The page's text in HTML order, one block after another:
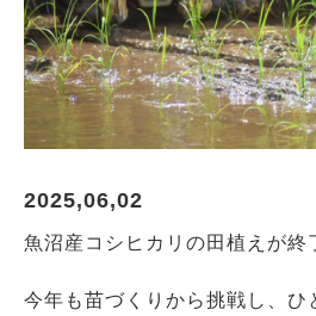
2025,06,02
魚沼産コシヒカリの田植えが終
今年も苗づくりから挑戦し、ひ